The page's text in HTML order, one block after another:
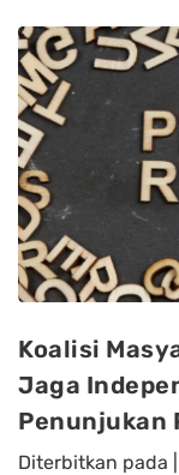
Koalisi
Jaga
Penunjukan
Diterbitkan pada |